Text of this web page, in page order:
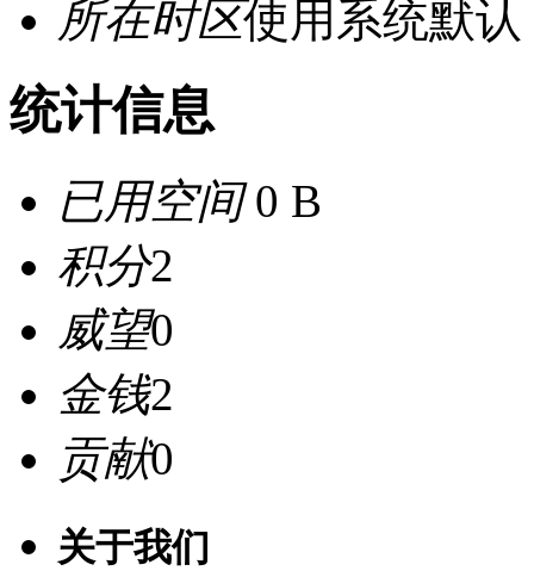
所在时区使用系统默认
统计信息
已用空间0 B
积分2
威望0
金钱2
贡献0
关于我们